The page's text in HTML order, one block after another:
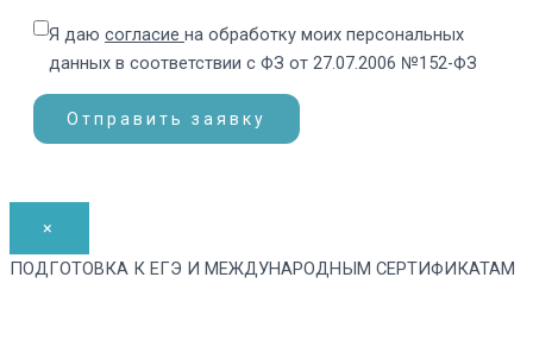
Я даю согласие на обработку моих персональных
данных в соответствии с ФЗ от 27.07.2006 №152-ФЗ
×
ПОДГОТОВКА К ЕГЭ И МЕЖДУНАРОДНЫМ СЕРТИФИКАТАМ